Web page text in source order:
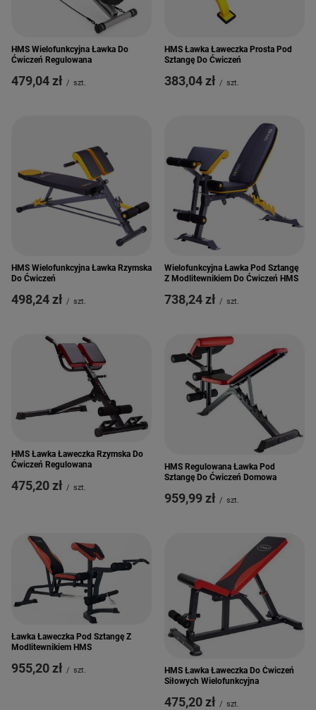
HMS Wielofunkcyjna Ławka Do
Ćwiczeń Regulowana
479,04 zł / szt.
HMS Ławka Ławeczka Prosta Pod
Sztangę Do Ćwiczeń
383,04 zł / szt.
HMS Wielofunkcyjna Ławka Rzymska
Do Ćwiczeń
498,24 zł / szt.
Wielofunkcyjna Ławka Pod Sztangę
Z Modlitewnikiem Do Ćwiczeń HMS
738,24 zł / szt.
HMS Ławka Ławeczka Rzymska Do
Ćwiczeń Regulowana
475,20 zł / szt.
HMS Regulowana Ławka Pod
Sztangę Do Ćwiczeń Domowa
959,99 zł / szt.
Ławka Ławeczka Pod Sztangę Z
Modlitewnikiem HMS
955,20 zł / szt.
HMS Ławka Ławeczka Do Ćwiczeń
Siłowych Wielofunkcyjna
475,20 zł / szt.